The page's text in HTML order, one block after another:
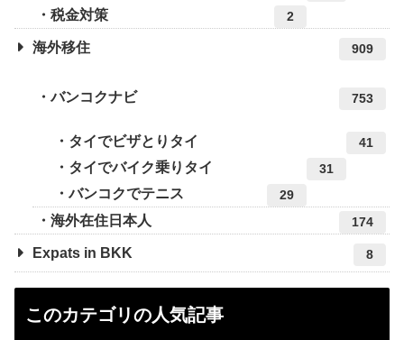
税金対策 2
海外移住 909
バンコクナビ 753
タイでビザとりタイ 41
タイでバイク乗りタイ 31
バンコクでテニス 29
海外在住日本人 174
Expats in BKK 8
このカテゴリの人気記事